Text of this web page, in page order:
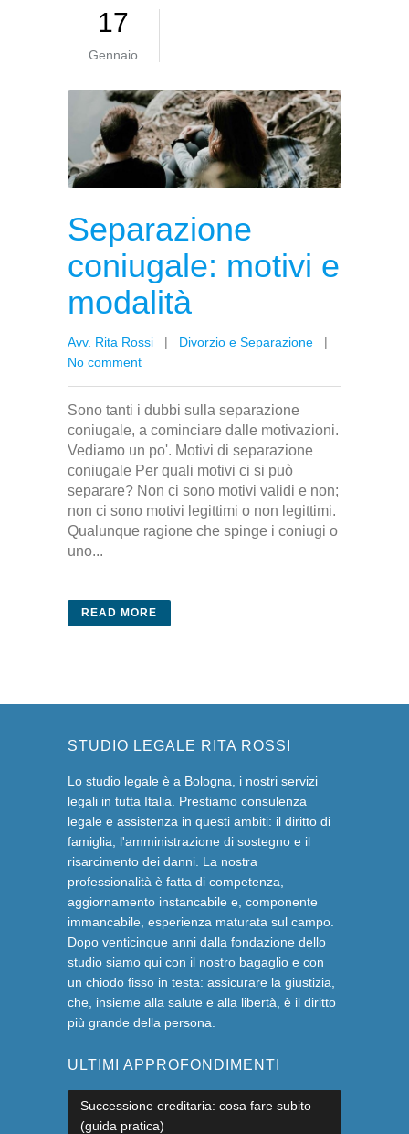
17
Gennaio
Separazione
coniugale: motivi e
modalità
Avv. Rita Rossi | Divorzio e Separazione |
No comment
Sono tanti i dubbi sulla separazione
coniugale, a cominciare dalle motivazioni.
Vediamo un po'. Motivi di separazione
coniugale Per quali motivi ci si può
separare? Non ci sono motivi validi e non;
non ci sono motivi legittimi o non legittimi.
Qualunque ragione che spinge i coniugi o
uno...
READ MORE
STUDIO LEGALE RITA ROSSI
Lo studio legale è a Bologna, i nostri servizi
legali in tutta Italia. Prestiamo consulenza
legale e assistenza in questi ambiti: il diritto di
famiglia, l'amministrazione di sostegno e il
risarcimento dei danni. La nostra
professionalità è fatta di competenza,
aggiornamento instancabile e, componente
immancabile, esperienza maturata sul campo.
Dopo venticinque anni dalla fondazione dello
studio siamo qui con il nostro bagaglio e con
un chiodo fisso in testa: assicurare la giustizia,
che, insieme alla salute e alla libertà, è il diritto
più grande della persona.
ULTIMI APPROFONDIMENTI
Successione ereditaria: cosa fare subito
(guida pratica)